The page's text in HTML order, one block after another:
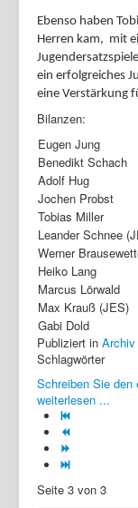
Ebenso haben
Herren kam, mit
ein erfolgreiches
eine Verstärkung
Bilanzen:
Eugen Jung
Benedikt Schach
Adolf Hug
Jochen Probst
Tobias Miller
Leander Schnee
Werner
Heiko Lang
Marcus Lörwald
Max Krauß (JES)
Gabi Dold
Publiziert in
Schlagwörter
Schreiben Sie den
weiterlesen ...
Seite 3 von 3